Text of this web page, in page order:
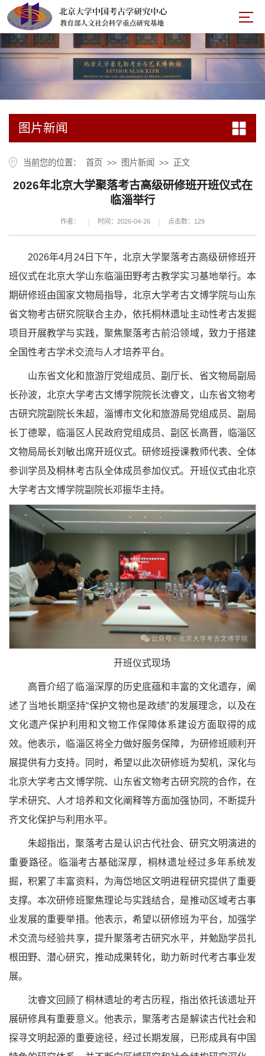
图片新闻
当前您的位置： 首页 >> 图片新闻 >> 正文
2026年北京大学聚落考古高级研修班开班仪式在
临淄举行
作者： | 时间：2026-04-26 | 点击数： 129
2026年4月24日下午，北京大学聚落考古高级研修班开
班仪式在北京大学山东临淄田野考古教学实习基地举行。本
期研修班由国家文物局指导，北京大学考古文博学院与山东
省文物考古研究院联合主办，依托桐林遗址主动性考古发掘
项目开展教学与实践，聚焦聚落考古前沿领域，致力于搭建
全国性考古学术交流与人才培养平台。
山东省文化和旅游厅党组成员、副厅长、省文物局副局
长孙波，北京大学考古文博学院院长沈睿文，山东省文物考
古研究院副院长朱超，淄博市文化和旅游局党组成员、副局
长丁德翠，临淄区人民政府党组成员、副区长高晋，临淄区
文物局局长刘敏出席开班仪式。研修班授课教师代表、全体
参训学员及桐林考古队全体成员参加仪式。开班仪式由北京
大学考古文博学院副院长邓振华主持。
开班仪式现场
高晋介绍了临淄深厚的历史底蕴和丰富的文化遗存，阐
述了当地长期坚持“保护文物也是政绩”的发展理念，以及在
文化遗产保护利用和文物工作保障体系建设方面取得的成
效。他表示，临淄区将全力做好服务保障，为研修班顺利开
展提供有力支持。同时，希望以此次研修班为契机，深化与
北京大学考古文博学院、山东省文物考古研究院的合作，在
学术研究、人才培养和文化阐释等方面加强协同，不断提升
齐文化保护与利用水平。
朱超指出，聚落考古是认识古代社会、研究文明演进的
重要路径。临淄考古基础深厚，桐林遗址经过多年系统发
掘，积累了丰富资料，为海岱地区文明进程研究提供了重要
支撑。本次研修班聚焦理论与实践结合，是推动区域考古事
业发展的重要举措。他表示，希望以研修班为平台，加强学
术交流与经验共享，提升聚落考古研究水平，并勉励学员扎
根田野、潜心研究，推动成果转化，助力新时代考古事业发
展。
沈睿文回顾了桐林遗址的考古历程，指出依托该遗址开
展研修具有重要意义。他表示，聚落考古是解读古代社会和
探寻文明起源的重要途径，经过长期发展，已形成具有中国